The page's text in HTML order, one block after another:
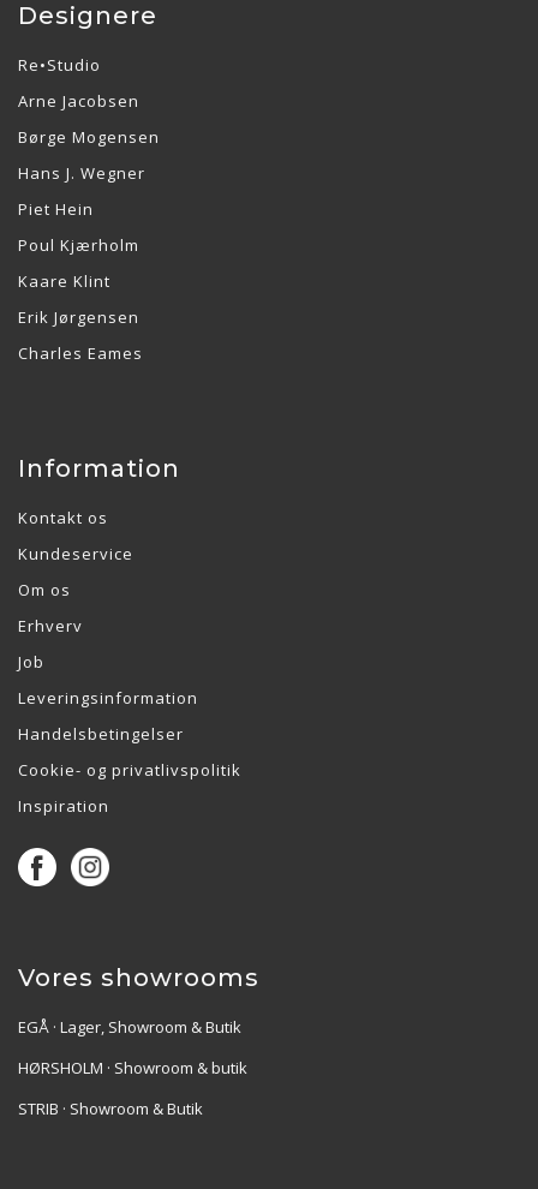
Designere
Re•Studio
Arne Jacobsen
Børge Mogensen
Hans J. Wegner
Piet Hein
Poul Kjærholm
Kaare Klint
Erik Jørgensen
Charles Eames
Information
Kontakt os
Kundeservice
Om os
Erhverv
Job
Leveringsinformation
Handelsbetingelser
Cookie- og privatlivspolitik
Inspiration
Vores showrooms
EGÅ · Lager, Showroom & Butik
HØRSHOLM · Showroom & butik
STRIB · Showroom & Butik